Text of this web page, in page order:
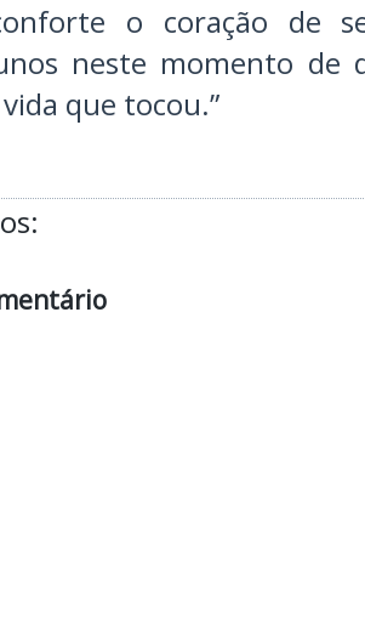
o coração de
neste momento de
que tocou.”